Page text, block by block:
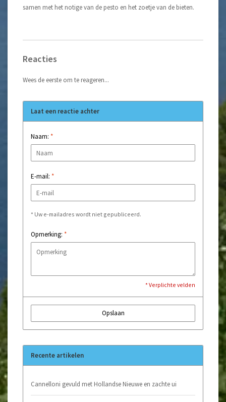
samen met het notige van de pesto en het zoetje van de bieten.
Reacties
Wees de eerste om te reageren...
Laat een reactie achter
Naam: *
E-mail: *
* Uw e-mailadres wordt niet gepubliceerd.
Opmerking: *
* Verplichte velden
Opslaan
Recente artikelen
Cannelloni gevuld met Hollandse Nieuwe en zachte ui